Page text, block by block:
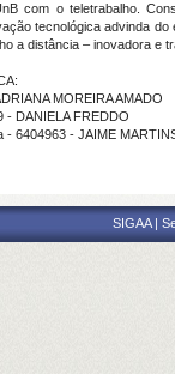
com o teletrabalho.
tecnológica advinda
a distância – inovadora e
MOREIRA AMADO
- DANIELA FREDDO
- 6404963 - JAIME
SIGAA |